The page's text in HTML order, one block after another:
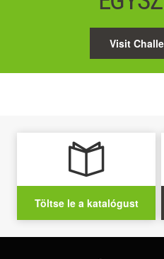
Visit
Töltse le a katalógust